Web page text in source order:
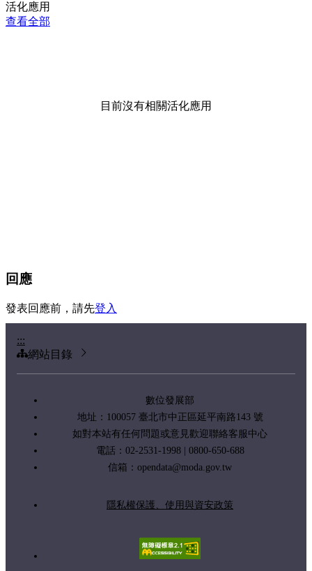
活化應用
查看全部
目前沒有相關活化應用
回應
發表回應前，請先登入
:::
網站目錄
數位發展部
地址：100057 臺北市中正區延平南路143 號
如對本站有任何問題或意見歡迎聯絡客服中心
電話：02-2531-1998 | 0800-650-688
信箱： opendata@moda.gov.tw
隱私權保護、使用與資安政策